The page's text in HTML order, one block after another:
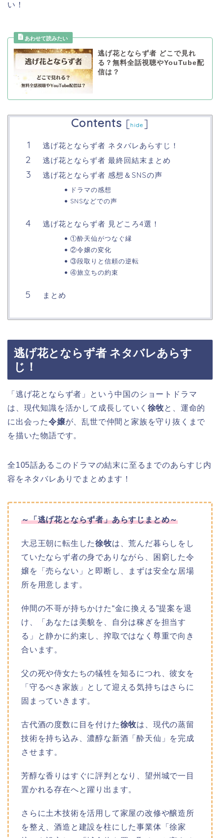
い！
逃げ花とならず者 どこで見れ
る？無料全話視聴やYouTube配
信は？
Contents [hide ]
逃げ花とならず者 ネタバレあらすじ！
逃げ花とならず者 最終回結末まとめ
逃げ花とならず者 感想＆SNSの声
ドラマの感想
SNSなどでの声
逃げ花とならず者 見どころ4選！
①酔天仙がつなぐ縁
②令嬢の変化
③段取りと信頼の逆転
④旅立ちの約束
まとめ
逃げ花とならず者 ネタバレあらす
じ！
「逃げ花とならず者」という中国のショートドラマ
は、 現代知識を活かして成長していく 徐牧と、運命的
に出会った令嬢が、乱世で仲間と家族を守り抜くまで
を描いた物語です。
全105話あるこのドラマの結末に至るまでのあらすじ内
容をネタバレありでまとめます！
～「逃げ花とならず者」あらすじまとめ～
大忌王朝に転生した徐牧は、荒んだ暮らしをし
ていたならず者の身でありながら、困窮した令
嬢を「売らない」と即断し、まずは安全な居場
所を用意します。
仲間の不哥が持ちかけた“金に換える”提案を退
け、「あなたは美貌を、自分は稼ぎを担当す
る」と静かに約束し、搾取ではなく尊重で向き
合います。
父の死や侍女たちの犠牲を知るにつれ、彼女を
「守るべき家族」として迎える気持ちはさらに
固まっていきます。
古代酒の度数に目を付けた徐牧は、現代の蒸留
技術を持ち込み、濃醇な新酒「酔天仙」を完成
させます。
芳醇な香りはすぐに評判となり、望州城で一目
置かれる存在へと躍り出ます。
さらに土木技術を活用して家屋の改修や醸造所
を整え、酒造と建設を柱にした事業体「徐家